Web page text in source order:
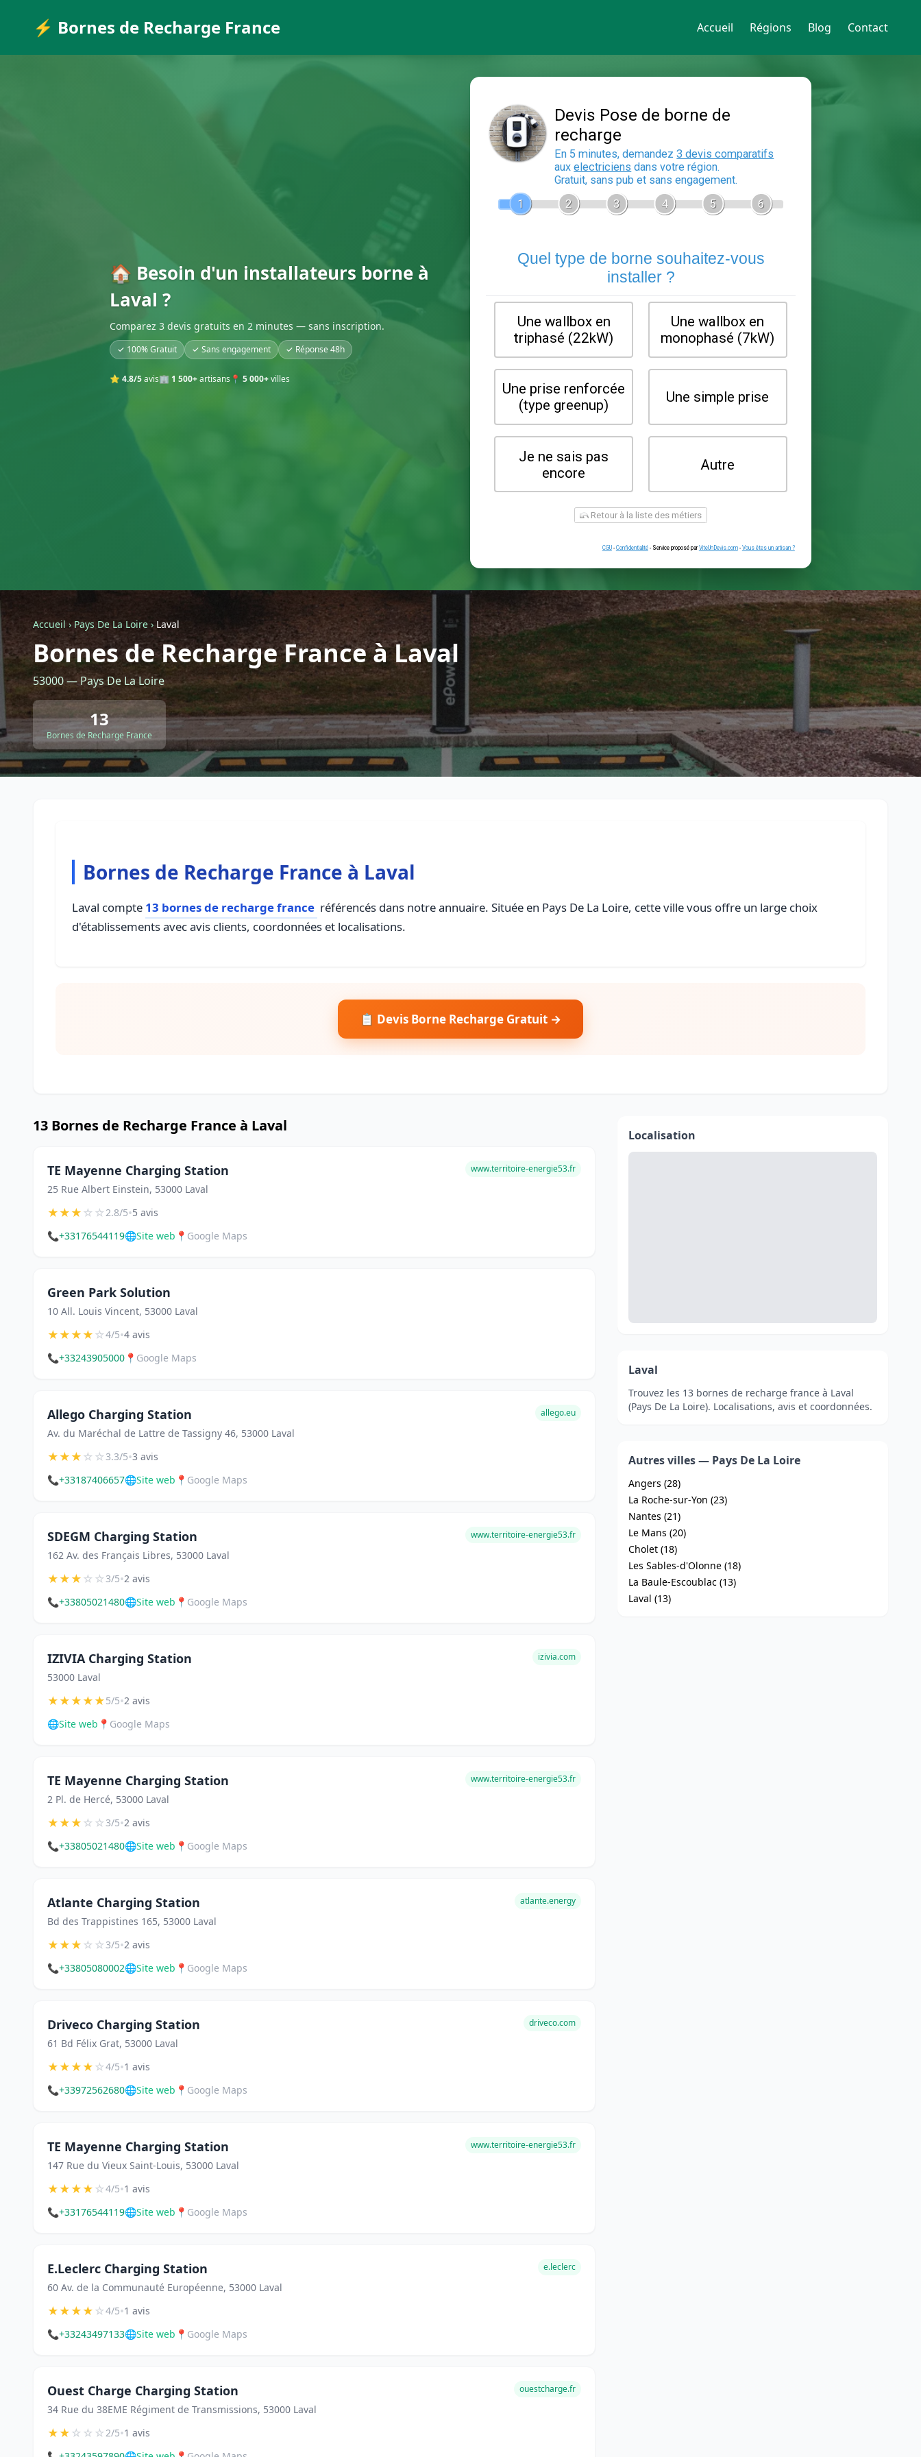
⚡ Bornes de Recharge France Accueil Régions Blog Contact
🏠 Besoin d'un installateurs borne à
Laval ?
Comparez 3 devis gratuits en 2 minutes — sans inscription.
✓ 100% Gratuit ✓ Sans engagement ✓ Réponse 48h
⭐ 4.8/5avis🏢 1 500+artisans 📍 5 000+villes
recharge
En 5 minutes, demandez
auxelectriciensdans votre région.
Gratuit, sans pub et sans engagement.
Quel type de borne souhaitez-
installer ?
Une wallbox en
Une prise renforcée
(type greenup)
Je ne sais pas
Retour à la liste des métiers
Confidentialité - Service proposé par ViteUnDevis.com-
Accueil › Pays De La Loire › Laval
Bornes de Recharge France à Laval
53000 — Pays De La Loire
13
Bornes de Recharge France
Bornes de Recharge France à Laval
Laval compte 13 bornes de recharge france référencés dans notre annuaire. Située en Pays De La Loire, cette ville vous offre un large choix
d'établissements avec avis clients, coordonnées et localisations.
📋 Devis Borne Recharge Gratuit →
13 Bornes de Recharge France à Laval
TE Mayenne Charging Station
25 Rue Albert Einstein, 53000 Laval
www.territoire-energie53.fr
★★★☆☆2.8/5•5 avis
📞+33176544119🌐Site web 📍 Google Maps
Green Park Solution
10 All. Louis Vincent, 53000 Laval
★★★★☆4/5•4 avis
📞+33243905000 📍 Google Maps
Allego Charging Station
Av. du Maréchal de Lattre de Tassigny 46, 53000 Laval
allego.eu
★★★☆☆3.3/5•3 avis
📞+33187406657🌐Site web 📍 Google Maps
SDEGM Charging Station
162 Av. des Français Libres, 53000 Laval
www.territoire-energie53.fr
★★★☆☆3/5•2 avis
📞+33805021480🌐Site web 📍 Google Maps
IZIVIA Charging Station
53000 Laval
izivia.com
★★★★★5/5•2 avis
🌐Site web 📍 Google Maps
TE Mayenne Charging Station
2 Pl. de Hercé, 53000 Laval
www.territoire-energie53.fr
★★★☆☆3/5•2 avis
📞+33805021480🌐Site web 📍 Google Maps
Atlante Charging Station
Bd des Trappistines 165, 53000 Laval
atlante.energy
★★★☆☆3/5•2 avis
📞+33805080002🌐Site web 📍 Google Maps
Driveco Charging Station
61 Bd Félix Grat, 53000 Laval
driveco.com
★★★★☆4/5•1 avis
📞+33972562680🌐Site web 📍 Google Maps
TE Mayenne Charging Station
147 Rue du Vieux Saint-Louis, 53000 Laval
www.territoire-energie53.fr
★★★★☆4/5•1 avis
📞+33176544119🌐Site web 📍 Google Maps
E.Leclerc Charging Station
60 Av. de la Communauté Européenne, 53000 Laval
e.leclerc
★★★★☆4/5•1 avis
📞+33243497133🌐Site web 📍 Google Maps
Ouest Charge Charging Station
34 Rue du 38EME Régiment de Transmissions, 53000 Laval
ouestcharge.fr
★★☆☆☆2/5•1 avis
Localisation
Laval
Trouvez les 13 bornes de recharge france à Laval
(Pays De La Loire). Localisations, avis et coordonnées.
Autres villes — Pays De La Loire
Angers (28)
La Roche-sur-Yon (23)
Nantes (21)
Le Mans (20)
Cholet (18)
Les Sables-d'Olonne (18)
La Baule-Escoublac (13)
Laval (13)